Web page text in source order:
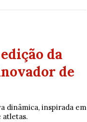
da
de
dinâmica, inspirada em
atletas.